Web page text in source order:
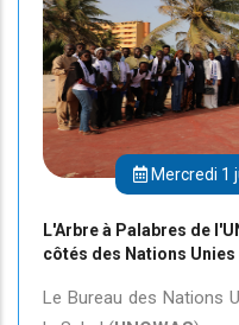
Mercredi 1
L'Arbre à Palabres de
côtés des Nations
Le Bureau des Nations